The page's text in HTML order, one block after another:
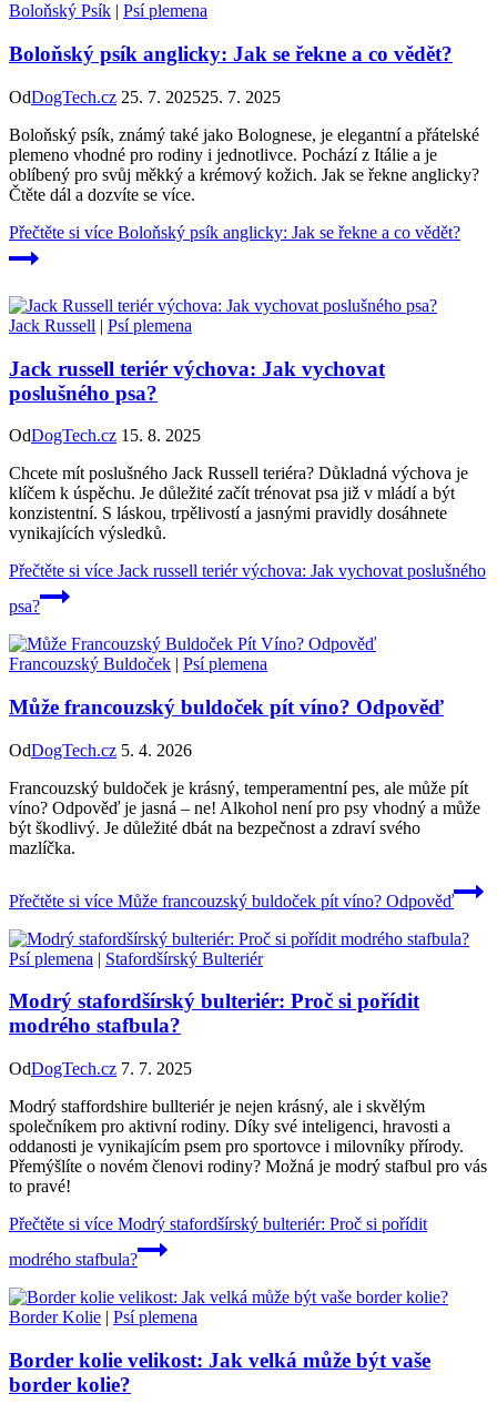
Boloňský Psík | Psí plemena
Boloňský psík anglicky: Jak se řekne a co vědět?
OdDogTech.cz 25. 7. 202525. 7. 2025
Boloňský psík, známý také jako Bolognese, je elegantní a přátelské
plemeno vhodné pro rodiny i jednotlivce. Pochází z Itálie a je
oblíbený pro svůj měkký a krémový kožich. Jak se řekne anglicky?
Čtěte dál a dozvíte se více.
Přečtěte si více Boloňský psík anglicky: Jak se řekne a co vědět?
Jack Russell | Psí plemena
Jack russell teriér výchova: Jak vychovat
poslušného psa?
OdDogTech.cz 15. 8. 2025
Chcete mít poslušného Jack Russell teriéra? Důkladná výchova je
klíčem k úspěchu. Je důležité začít trénovat psa již v mládí a být
konzistentní. S láskou, trpělivostí a jasnými pravidly dosáhnete
vynikajících výsledků.
Přečtěte si více Jack russell teriér výchova: Jak vychovat poslušného
psa?
Francouzský Buldoček | Psí plemena
Může francouzský buldoček pít víno? Odpověď
OdDogTech.cz 5. 4. 2026
Francouzský buldoček je krásný, temperamentní pes, ale může pít
víno? Odpověď je jasná – ne! Alkohol není pro psy vhodný a může
být škodlivý. Je důležité dbát na bezpečnost a zdraví svého
mazlíčka.
Přečtěte si více Může francouzský buldoček pít víno? Odpověď
Psí plemena | Stafordšírský Bulteriér
Modrý stafordšírský bulteriér: Proč si pořídit
modrého stafbula?
OdDogTech.cz 7. 7. 2025
Modrý staffordshire bullteriér je nejen krásný, ale i skvělým
společníkem pro aktivní rodiny. Díky své inteligenci, hravosti a
oddanosti je vynikajícím psem pro sportovce i milovníky přírody.
Přemýšlíte o novém členovi rodiny? Možná je modrý stafbul pro vás
to pravé!
Přečtěte si více Modrý stafordšírský bulteriér: Proč si pořídit
modrého stafbula?
Border Kolie | Psí plemena
Border kolie velikost: Jak velká může být vaše
border kolie?